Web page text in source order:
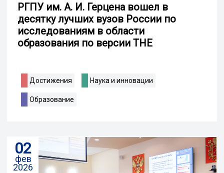
РГПУ им. А. И. Герцена вошел в
десятку лучших вузов России по
исследованиям в области
образования по версии THE
Достижения Наука и инновации
Образование
02
фев
2026